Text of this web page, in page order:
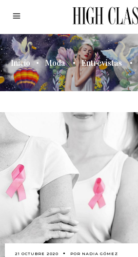
Inicio • Moda • Entrevistas •
21 OCTUBRE 2020 POR NADIA GÓMEZ